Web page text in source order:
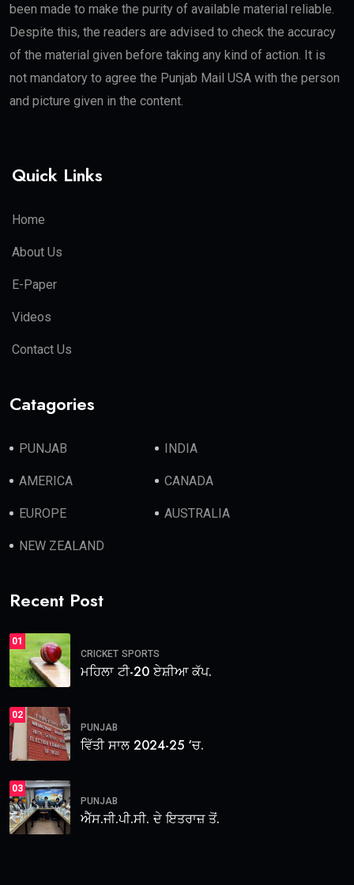
been made to make the purity of available material reliable.
Despite this, the readers are advised to check the accuracy
of the material given before taking any kind of action. It is
not mandatory to agree the Punjab Mail USA with the person
and picture given in the content.
Quick Links
Home
About Us
E-Paper
Videos
Contact Us
Catagories
PUNJAB INDIA
AMERICA CANADA
EUROPE AUSTRALIA
NEW ZEALAND
Recent Post
01
CRICKET SPORTS
ਮਹਿਲਾ ਟੀ-20 ਏਸ਼ੀਆ ਕੱਪ.
02
PUNJAB
ਵਿੱਤੀ ਸਾਲ 2024-25 ‘ਚ.
03
PUNJAB
ਐੱਸ.ਜੀ.ਪੀ.ਸੀ. ਦੇ ਇਤਰਾਜ਼ ਤੋਂ.